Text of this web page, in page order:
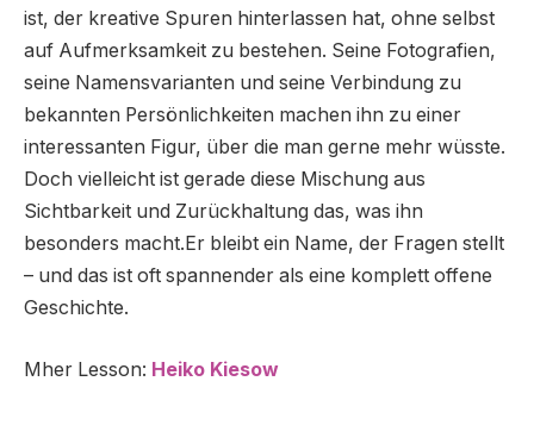
ist, der kreative Spuren hinterlassen hat, ohne selbst
auf Aufmerksamkeit zu bestehen. Seine Fotografien,
seine Namensvarianten und seine Verbindung zu
bekannten Persönlichkeiten machen ihn zu einer
interessanten Figur, über die man gerne mehr wüsste.
Doch vielleicht ist gerade diese Mischung aus
Sichtbarkeit und Zurückhaltung das, was ihn
besonders macht.Er bleibt ein Name, der Fragen stellt
– und das ist oft spannender als eine komplett offene
Geschichte.
Mher Lesson: Heiko Kiesow